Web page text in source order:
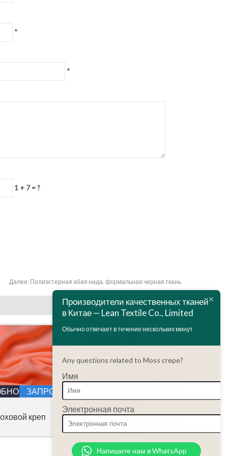
*
*
1 + 7 = ?
Далее: Полиэстерная абая нида, формальная черная ткань
ЗАПРОС
креп
ПОДРОБНОСТИЗАПРОС
Печать на шифоновой
ткани
Производители качественных тканей
в Китае — Lean Textile Co., Limited
Обычно отвечает в течение нескольких минут
Any questions related to Moss crepe?
Имя
Электронная почта
Напишите нам в WhatsApp